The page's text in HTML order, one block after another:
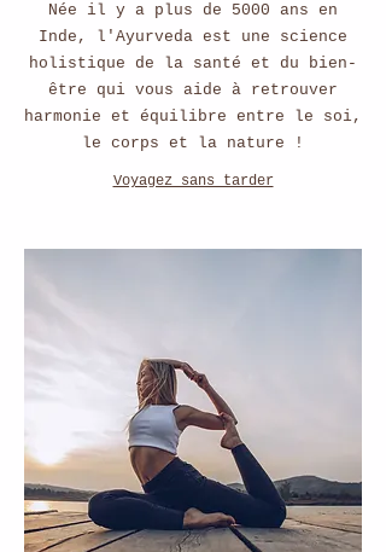
Née il y a plus de 5000 ans en
Inde, l'Ayurveda est une science
holistique de la santé et du bien-
être qui vous aide à retrouver
harmonie et équilibre entre le soi,
le corps et la nature !
Voyagez sans tarder